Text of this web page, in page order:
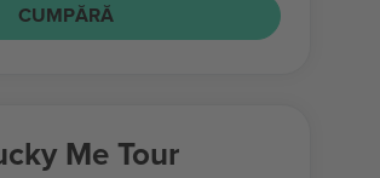
CUMPĂRĂ
Me Tour